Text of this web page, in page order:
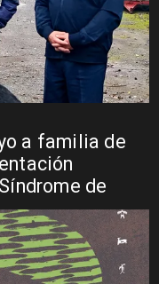
a familia de
de